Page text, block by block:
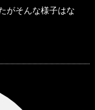
がそんな様子はな
ひる組の子どもたち
になるとみんな夢中